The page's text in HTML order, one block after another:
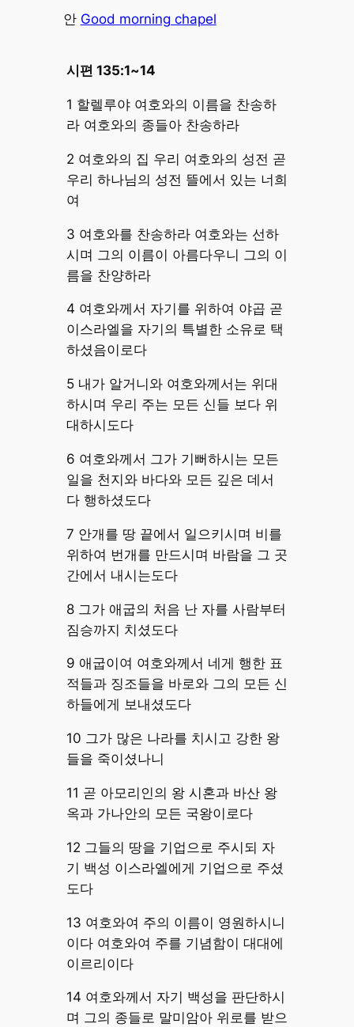
안 Good morning chapel
시편 135:1~14
1 할렐루야 여호와의 이름을 찬송하
라 여호와의 종들아 찬송하라
2 여호와의 집 우리 여호와의 성전 곧
우리 하나님의 성전 뜰에서 있는 너희
여
3 여호와를 찬송하라 여호와는 선하
시며 그의 이름이 아름다우니 그의 이
름을 찬양하라
4 여호와께서 자기를 위하여 야곱 곧
이스라엘을 자기의 특별한 소유로 택
하셨음이로다
5 내가 알거니와 여호와께서는 위대
하시며 우리 주는 모든 신들 보다 위
대하시도다
6 여호와께서 그가 기뻐하시는 모든
일을 천지와 바다와 모든 깊은 데서
다 행하셨도다
7 안개를 땅 끝에서 일으키시며 비를
위하여 번개를 만드시며 바람을 그 곳
간에서 내시는도다
8 그가 애굽의 처음 난 자를 사람부터
짐승까지 치셨도다
9 애굽이여 여호와께서 네게 행한 표
적들과 징조들을 바로와 그의 모든 신
하들에게 보내셨도다
10 그가 많은 나라를 치시고 강한 왕
들을 죽이셨나니
11 곧 아모리인의 왕 시혼과 바산 왕
옥과 가나안의 모든 국왕이로다
12 그들의 땅을 기업으로 주시되 자
기 백성 이스라엘에게 기업으로 주셨
도다
13 여호와여 주의 이름이 영원하시니
이다 여호와여 주를 기념함이 대대에
이르리이다
14 여호와께서 자기 백성을 판단하시
며 그의 종들로 말미암아 위로를 받으